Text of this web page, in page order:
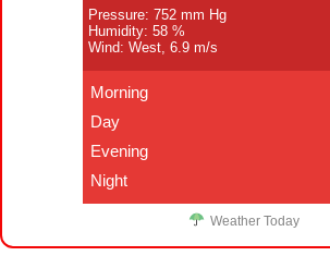
Pressure: 752 mm Hg
Humidity: 58 %
Wind: West, 6.9 m/s
Morning
Day
Evening
Night
Weather Today